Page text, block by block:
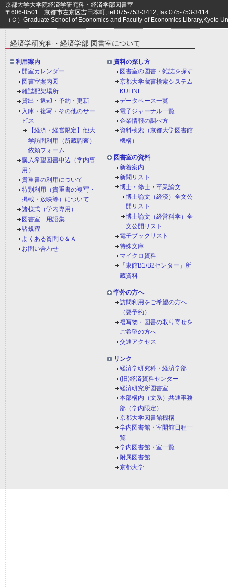
京都大学大学院経済学研究科・経済学部図書室
〒606-8501 京都市左京区吉田本町, tel 075-753-3412, fax 075-753-3414
（Ｃ）Graduate School of Economics and Faculty of Economics Library,Kyoto
経済学研究科・経済学部 図書室について
利用案内
開室カレンダー
図書室案内図
雑誌配架場所
貸出・返却・予約・更新
入庫・複写・その他のサー
ビス
【経済・経営限定】他大
学訪問利用（所蔵調査）
依頼フォーム
購入希望図書申込（学内専
用）
貴重書の利用について
特別利用（貴重書の複写・
掲載・放映等）について
諸様式（学内専用）
図書室 用語集
諸規程
よくある質問Ｑ＆Ａ
お問い合わせ
資料の探し方
図書室の図書・雑誌を探す
京都大学蔵書検索システム
KULINE
データベース一覧
電子ジャーナル一覧
企業情報の調べ方
資料検索（京都大学図書館
機構）
図書室の資料
新着案内
新聞リスト
博士・修士・卒業論文
博士論文（経済）全文公
開リスト
博士論文（経営科学）全
文公開リスト
電子ブックリスト
特殊文庫
マイクロ資料
「東館B1/B2センター」所
蔵資料
学外の方へ
訪問利用をご希望の方へ
（要予約）
複写物・図書の取り寄せを
ご希望の方へ
交通アクセス
リンク
経済学研究科・経済学部
(旧)経済資料センター
経済研究所図書室
本部構内（文系）共通事務
部（学内限定）
京都大学図書館機構
学内図書館・室開館日程一
覧
学内図書館・室一覧
附属図書館
京都大学